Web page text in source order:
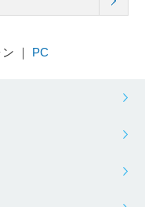
｜ PC